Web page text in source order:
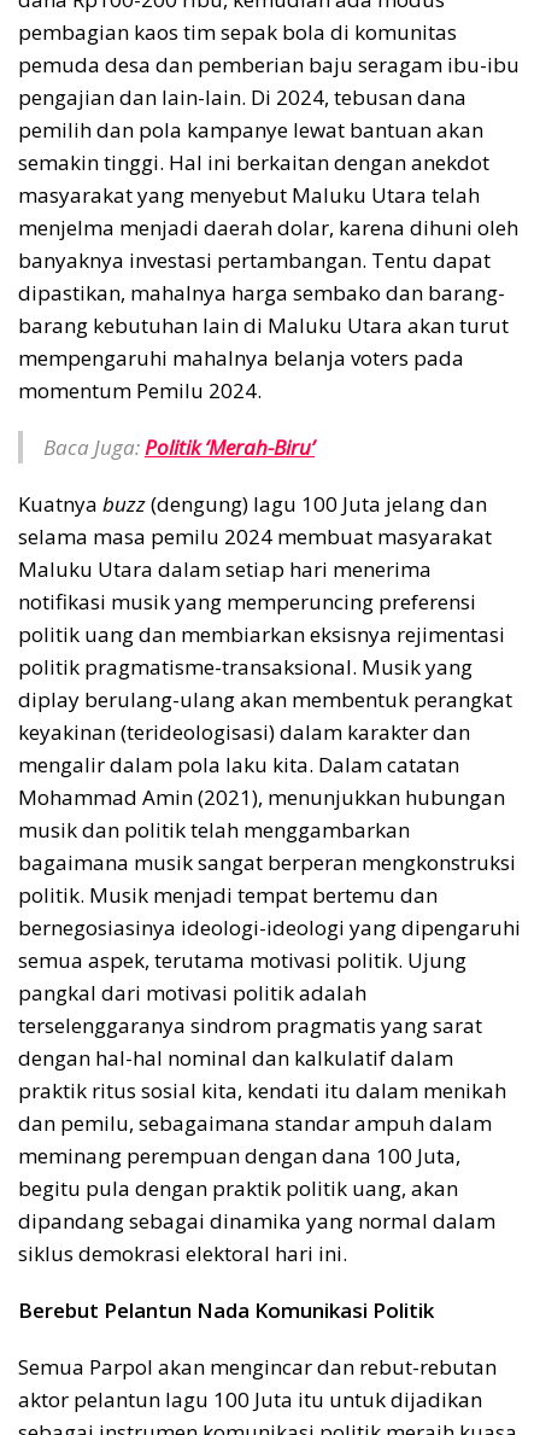
pembagian kaos tim sepak bola di komunitas
pemuda desa dan pemberian baju seragam ibu-ibu
pengajian dan lain-lain. Di 2024, tebusan dana
pemilih dan pola kampanye lewat bantuan akan
semakin tinggi. Hal ini berkaitan dengan anekdot
masyarakat yang menyebut Maluku Utara telah
menjelma menjadi daerah dolar, karena dihuni oleh
banyaknya investasi pertambangan. Tentu dapat
dipastikan, mahalnya harga sembako dan barang-
barang kebutuhan lain di Maluku Utara akan turut
mempengaruhi mahalnya belanja voters pada
momentum Pemilu 2024.
Baca Juga:Politik ‘Merah-Biru’
Kuatnya buzz(dengung) lagu 100 Juta jelang dan
selama masa pemilu 2024 membuat masyarakat
Maluku Utara dalam setiap hari menerima
notifikasi musik yang memperuncing preferensi
politik uang dan membiarkan eksisnya rejimentasi
politik pragmatisme-transaksional. Musik yang
diplay berulang-ulang akan membentuk perangkat
keyakinan (terideologisasi) dalam karakter dan
mengalir dalam pola laku kita. Dalam catatan
Mohammad Amin (2021), menunjukkan hubungan
musik dan politik telah menggambarkan
bagaimana musik sangat berperan mengkonstruksi
politik. Musik menjadi tempat bertemu dan
bernegosiasinya ideologi-ideologi yang dipengaruhi
semua aspek, terutama motivasi politik. Ujung
pangkal dari motivasi politik adalah
terselenggaranya sindrom pragmatis yang sarat
dengan hal-hal nominal dan kalkulatif dalam
praktik ritus sosial kita, kendati itu dalam menikah
dan pemilu, sebagaimana standar ampuh dalam
meminang perempuan dengan dana 100 Juta,
begitu pula dengan praktik politik uang, akan
dipandang sebagai dinamika yang normal dalam
siklus demokrasi elektoral hari ini.
Berebut Pelantun Nada Komunikasi Politik
Semua Parpol akan mengincar dan rebut-rebutan
aktor pelantun lagu 100 Juta itu untuk dijadikan